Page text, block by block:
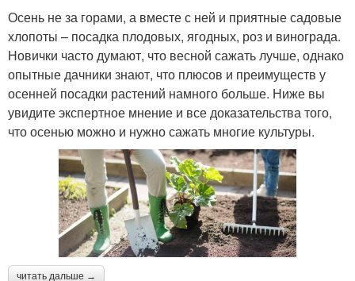
Осень не за горами, а вместе с ней и приятные садовые
хлопоты – посадка плодовых, ягодных, роз и винограда.
Новички часто думают, что весной сажать лучше, однако
опытные дачники знают, что плюсов и преимуществ у
осенней посадки растений намного больше. Ниже вы
увидите экспертное мнение и все доказательства того,
что осенью можно и нужно сажать многие культуры.
читать дальше →